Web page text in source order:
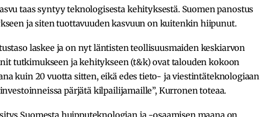
taas syntyy teknologisesta kehityksestä. Suomen panostus
ja siten tuottavuuden kasvuun on kuitenkin hiipunut.
laskee ja on nyt läntisten teollisuusmaiden keskiarvon
tutkimukseen ja kehitykseen (t&k) ovat talouden kokoon
kuin 20 vuotta sitten, eikä edes tieto- ja viestintäteknologiaan
pärjätä kilpailijamaille”, Kurronen toteaa.
Suomesta huipputeknologian ja -osaamisen maana on